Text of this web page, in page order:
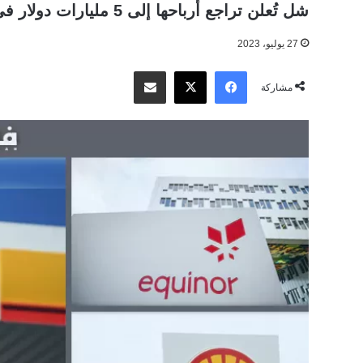
شل تُعلن تراجع أرباحها إلى 5 مليارات دولار في الربع الثاني من 2023 بنسبة 56%
27 يوليو، 2023
مشاركة
فيسبوك
‫X مشاركة عبر البريد